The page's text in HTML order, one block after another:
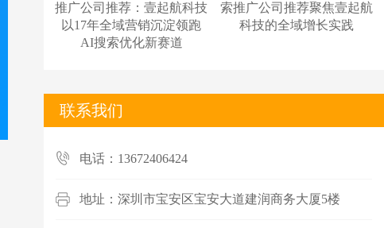
推广公司推荐：壹起航科技
以17年全域营销沉淀领跑
AI搜索优化新赛道
索推广公司推荐聚焦壹起航
科技的全域增长实践
联系我们
电话：13672406424
地址：深圳市宝安区宝安大道建润商务大厦5楼